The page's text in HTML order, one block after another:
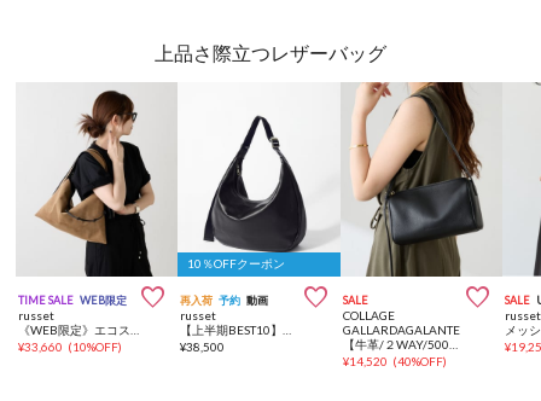
上品さ際立つレザーバッグ
TIME SALE WEB限定 
russet
¥33,660 (10%OFF)
10％OFFクーポン
再入荷 予約 動画 
russet
¥38,500
SALE 
COLLAGE
GALLARDAGALANTE
¥14,520 (40%OFF)
SALE
russet
¥